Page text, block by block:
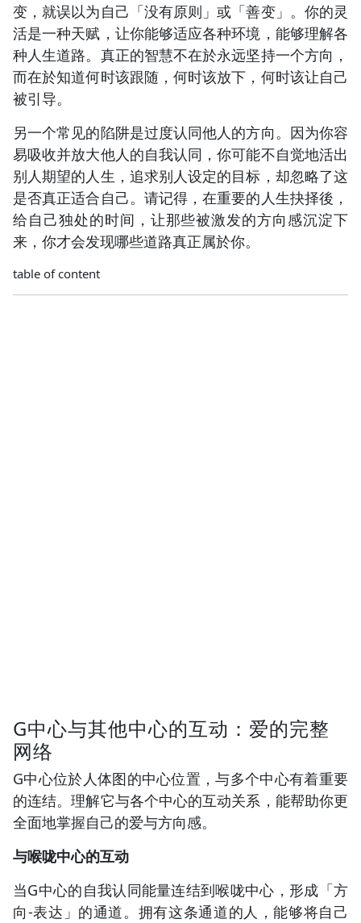
变，就误以为自己「没有原则」或「善变」。你的灵
活是一种天赋，让你能够适应各种环境，能够理解各
种人生道路。真正的智慧不在於永远坚持一个方向，
而在於知道何时该跟随，何时该放下，何时该让自己
被引导。
另一个常见的陷阱是过度认同他人的方向。因为你容
易吸收并放大他人的自我认同，你可能不自觉地活出
别人期望的人生，追求别人设定的目标，却忽略了这
是否真正适合自己。请记得，在重要的人生抉择後，
给自己独处的时间，让那些被激发的方向感沉淀下
来，你才会发现哪些道路真正属於你。
table of content
G中心与其他中心的互动：爱的完整
网络
G中心位於人体图的中心位置，与多个中心有着重要
的连结。理解它与各个中心的互动关系，能帮助你更
全面地掌握自己的爱与方向感。
与喉咙中心的互动
当G中心的自我认同能量连结到喉咙中心，形成「方
向-表达」的通道。拥有这条通道的人，能够将自己